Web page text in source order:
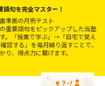
語句を完全マスター！
準拠の月例テスト
重要語句をピックアップした当塾
。「授業で学ぶ」→「自宅で覚え
認する」を毎月繰り返すことで、
り、得点力に繋げます。